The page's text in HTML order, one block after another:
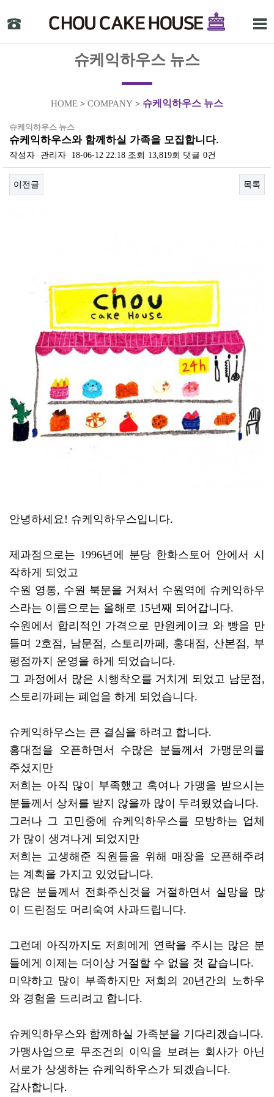
슈케익하우스 뉴스
HOME > COMPANY > 슈케익하우스 뉴스
슈케익하우스 뉴스
슈케익하우스와 함께하실 가족을 모집합니다.
작성자 관리자 18-06-12 22:18 조회 13,819회 댓글 0건
이전글 목록
안녕하세요! 슈케익하우스입니다.
제과점으로는 1996년에 분당 한화스토어 안에서 시
작하게 되었고
수원 영통, 수원 북문을 거쳐서 수원역에 슈케익하우
스라는 이름으로는 올해로 15년째 되어갑니다.
수원에서 합리적인 가격으로 만원케이크 와 빵을 만
들며 2호점, 남문점, 스토리까페, 홍대점, 산본점, 부
평점까지 운영을 하게 되었습니다.
그 과정에서 많은 시행착오를 거치게 되었고 남문점,
스토리까페는 폐업을 하게 되었습니다.
슈케익하우스는 큰 결심을 하려고 합니다.
홍대점을 오픈하면서 수많은 분들께서 가맹문의를
주셨지만
저희는 아직 많이 부족했고 혹여나 가맹을 받으시는
분들께서 상처를 받지 않을까 많이 두려웠었습니다.
그러나 그 고민중에 슈케익하우스를 모방하는 업체
가 많이 생겨나게 되었지만
저희는 고생해준 직원들을 위해 매장을 오픈해주려
는 계획을 가지고 있었답니다.
많은 분들께서 전화주신것을 거절하면서 실망을 많
이 드린점도 머리숙여 사과드립니다.
그런데 아직까지도 저희에게 연락을 주시는 많은 분
들에게 이제는 더이상 거절할 수 없을 것 같습니다.
미약하고 많이 부족하지만 저희의 20년간의 노하우
와 경험을 드리려고 합니다.
슈케익하우스와 함께하실 가족분을 기다리겠습니다.
가맹사업으로 무조건의 이익을 보려는 회사가 아닌
서로가 상생하는 슈케익하우스가 되겠습니다.
감사합니다.